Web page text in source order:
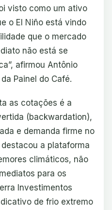
visto como um ativo
o El Niño está vindo
que o mercado
não está se
afirmou Antônio
Painel do Café.
as cotações é a
(backwardation),
e demanda firme no
a plataforma
climáticos, não
para os
Investimentos
de frio extremo